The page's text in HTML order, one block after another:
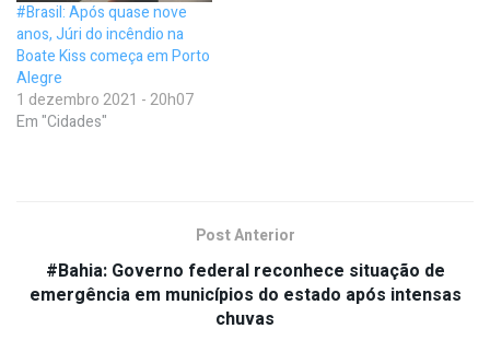
#Brasil: Após quase nove
anos, Júri do incêndio na
Boate Kiss começa em Porto
Alegre
1 dezembro 2021 - 20h07
Em "Cidades"
Post Anterior
#Bahia: Governo federal reconhece situação de
emergência em municípios do estado após intensas
chuvas